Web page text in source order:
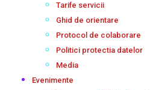
Tarife servicii
Ghid de orientare
Protocol de colaborare
Politici protectia datelor
Media
Evenimente